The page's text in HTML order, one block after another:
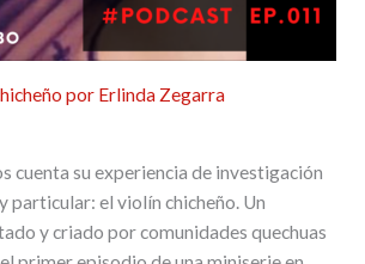
por Erlinda Zegarra
cuenta su experiencia de investigación
particular: el violín chicheño. Un
y criado por comunidades quechuas